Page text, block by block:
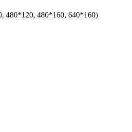
480*120, 480*160, 640*160)